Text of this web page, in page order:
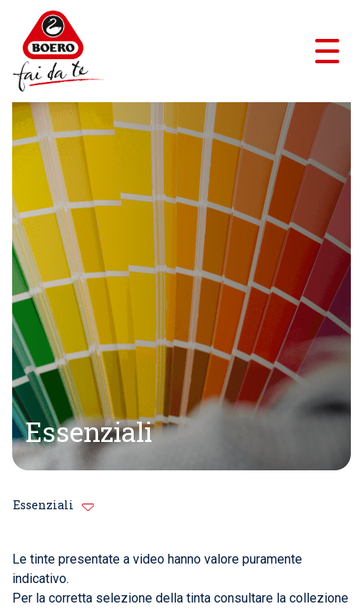
Essenziali
Essenziali
Le tinte presentate a video hanno valore puramente
indicativo.
Per la corretta selezione della tinta consultare la collezione